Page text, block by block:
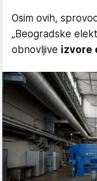
Osim ovih,
„Beogradske
obnovljive izvore